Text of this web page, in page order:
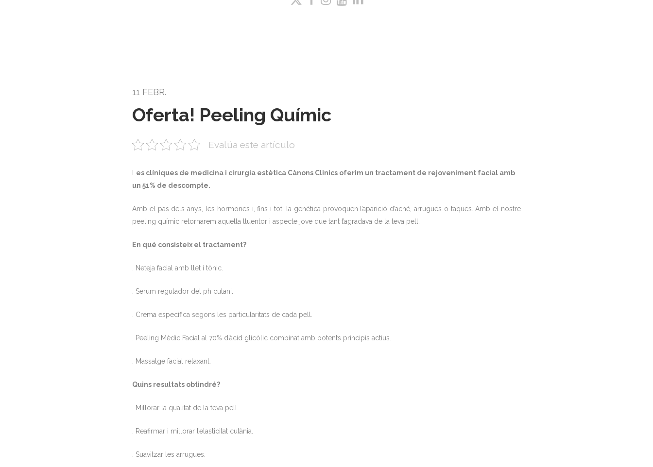
11 FEBR.
Oferta! Peeling Químic
Evalúa este artículo
es clíniques de medicina i cirurgia estètica Cànons Clinics oferim un tractament de rejoveniment facial amb
un 51% de descompte.
Amb el pas dels anys, les hormones i, fins i tot, la genètica provoquen l’aparició d’acné, arrugues o taques. Amb el nostre
peeling químic retornarem aquella lluentor i aspecte jove que tant t’agradava de la teva pell.
En qué consisteix el tractament?
. Neteja facial amb llet i tònic.
. Serum regulador del ph cutani.
. Crema específica segons les particularitats de cada pell.
. Peeling Mèdic Facial al 70% d’àcid glicòlic combinat amb potents principis actius.
. Massatge facial relaxant.
Quins resultats obtindré?
. Millorar la qualitat de la teva pell.
. Reafirmar i millorar l’elasticitat cutània.
. Suavitzar les arrugues.